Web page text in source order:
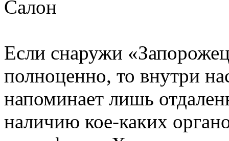
Салон
Если снаружи
полноценно, то внутри
напоминает лишь
наличию кое-каких